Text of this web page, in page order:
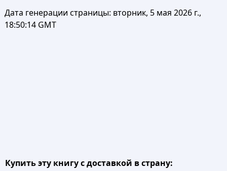
Дата генерации страницы: вторник, 5 мая 2026 г.,
18:50:14 GMT
Купить эту книгу с доставкой в страну: